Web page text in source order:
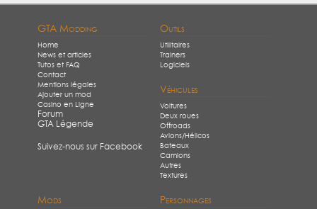
GTA Modding
Home
News et articles
Tutos et FAQ
Contact
Mentions légales
Ajouter un mod
Casino en Ligne
Forum
GTA Légende
Suivez-nous sur Facebook
Outils
Utilitaires
Trainers
Logiciels
Véhicules
Voitures
Deux roues
Offroads
Avions/Hélicos
Bateaux
Camions
Autres
Textures
Mods Personnages